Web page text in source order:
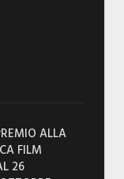
ALLA
FILM
26